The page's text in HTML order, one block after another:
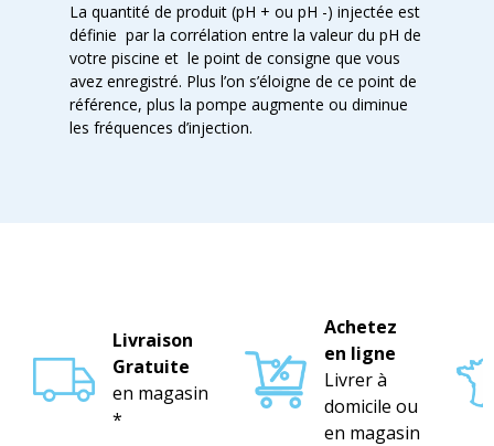
La quantité de produit (pH + ou pH -) injectée est
définie par la corrélation entre la valeur du pH de
votre piscine et le point de consigne que vous
avez enregistré. Plus l’on s’éloigne de ce point de
référence, plus la pompe augmente ou diminue
les fréquences d’injection.
Livraison
Gratuite
en magasin
*
Achetez
en ligne
Livrer à
domicile ou
en magasin